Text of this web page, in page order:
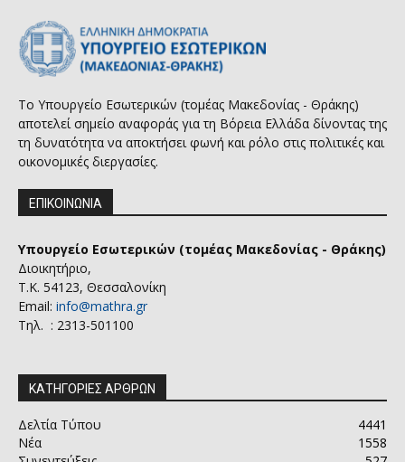
Το Υπουργείο Εσωτερικών (τομέας Μακεδονίας - Θράκης)
αποτελεί σημείο αναφοράς για τη Βόρεια Ελλάδα δίνοντας της
τη δυνατότητα να αποκτήσει φωνή και ρόλο στις πολιτικές και
οικονομικές διεργασίες.
ΕΠΙΚΟΙΝΩΝΙΑ
Υπουργείο Εσωτερικών (τομέας Μακεδονίας - Θράκης)
Διοικητήριο,
Τ.Κ. 54123, Θεσσαλονίκη
Email: info@mathra.gr
Τηλ. : 2313-501100
ΚΑΤΗΓΟΡΙΕΣ ΑΡΘΡΩΝ
Δελτία Τύπου
4441
Νέα
1558